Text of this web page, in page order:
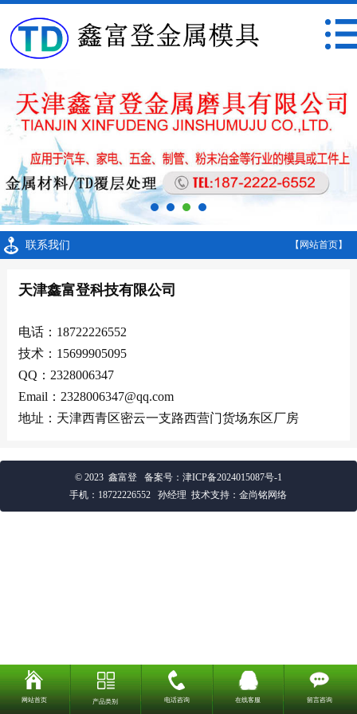
联系我们 【网站首页】
天津鑫富登科技有限公司
电话：18722226552
技术：15699905095
QQ：2328006347
Email：2328006347@qq.com
地址：天津西青区密云一支路西营门货场东区厂房
© 2023 鑫富登 备案号： 津ICP备2024015087号-1
手机： 18722226552 孙经理 技术支持：金尚铭网络
网站首页 产品类别 电话咨询 在线客服 留言咨询